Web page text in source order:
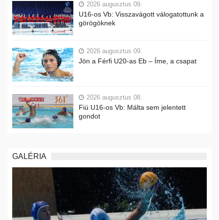
2026 augusztus 09.
U16-os Vb: Visszavágott válogatottunk a
görögöknek
2026 augusztus 09.
Jön a Férfi U20-as Eb – Íme, a csapat
2026 augusztus 08.
Fiú U16-os Vb: Málta sem jelentett
gondot
GALÉRIA